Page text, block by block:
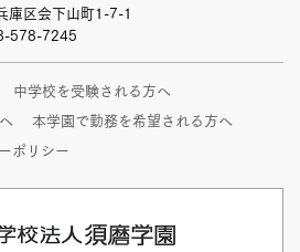
庫区会下山町1-7-1
578-7245
中学校を受験される方へ
本学園で勤務を希望される方へ
ポリシー